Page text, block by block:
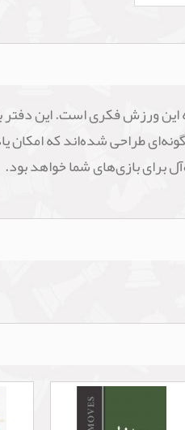
این ورزش فکری است. این
طراحی شده‌اند که امکان
برای بازی‌های شما خواهد بود.